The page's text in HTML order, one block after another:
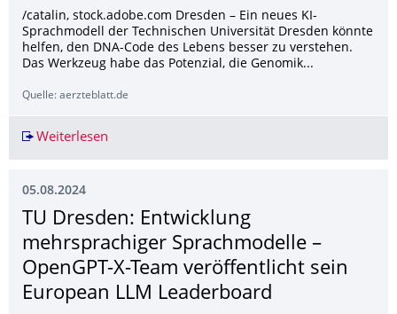
/catalin, stock.adobe.com Dresden – Ein neues KI-
Sprachmodell der Technischen Universität Dresden könnte
helfen, den DNA-Code des Lebens besser zu verstehen.
Das Werkzeug habe das Potenzial, die Genomik...
Quelle: aerzteblatt.de
Weiterlesen
05.08.2024
TU Dresden: Entwicklung
mehrsprachiger Sprachmodelle –
OpenGPT-X-Team veröffentlicht sein
European LLM Leaderboard